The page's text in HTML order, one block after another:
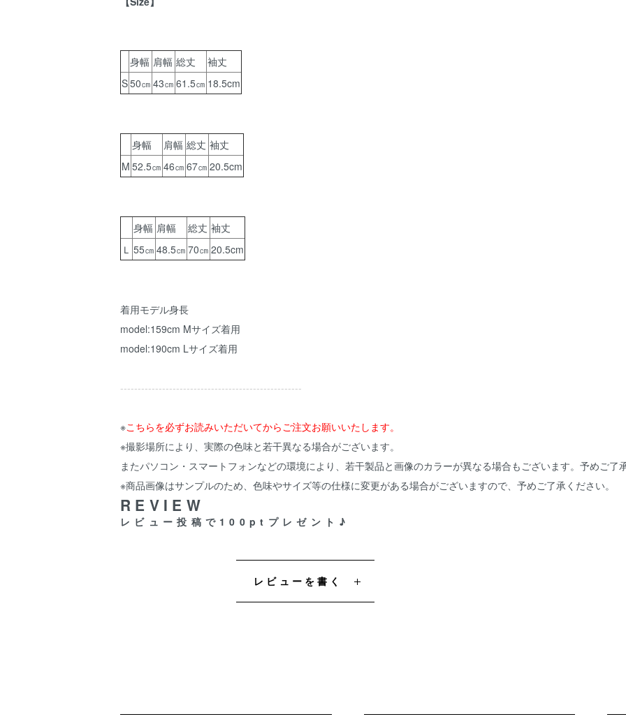
身幅 肩幅 総丈
袖丈
S50㎝ 43㎝ 61.5㎝ 18.5cm
身幅 肩幅 総丈 袖丈
M 52.5㎝ 46㎝ 67㎝ 20.5cm
身幅 肩幅 総丈 袖丈
Ｌ 55㎝ 48.5㎝ 70㎝ 20.5cm
着用モデル身長
model:159cm Mサイズ着用
model:190cm Lサイズ着用
----------------------------------------------------
※こちらを必ずお読みいただいてからご注文お願いいたします。
※撮影場所により、実際の色味と若干異なる場合がございます。
またパソコン・スマートフォンなどの環境により、若干製品と画像のカラーが異なる場合もございます。予めご了
※商品画像はサンプルのため、色味やサイズ等の仕様に変更がある場合がございますので、予めご了承ください。
REVIEW
レビュー投稿で100ptプレゼント♪
レビューを書く